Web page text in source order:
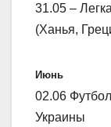
31.05 –
(Ханья,
Июнь
02.06
Украины